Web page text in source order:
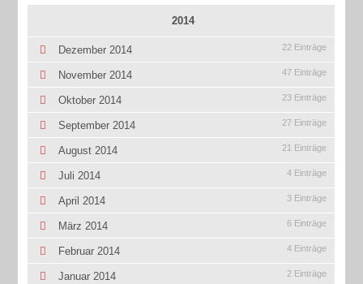
2014
Dezember 2014 22 Einträge
November 2014 47 Einträge
Oktober 2014 23 Einträge
September 2014 27 Einträge
August 2014 21 Einträge
Juli 2014 4 Einträge
April 2014 3 Einträge
März 2014 6 Einträge
Februar 2014 4 Einträge
Januar 2014 2 Einträge